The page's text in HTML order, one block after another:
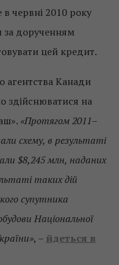
в червні 2010 року
за дорученням
цей кредит.
агентства Канади
здійснюватися на
«Протягом 2011–
схему, в результаті
$8,245 млн, наданих
таких дій
супутника
Національної
, – йдеться в